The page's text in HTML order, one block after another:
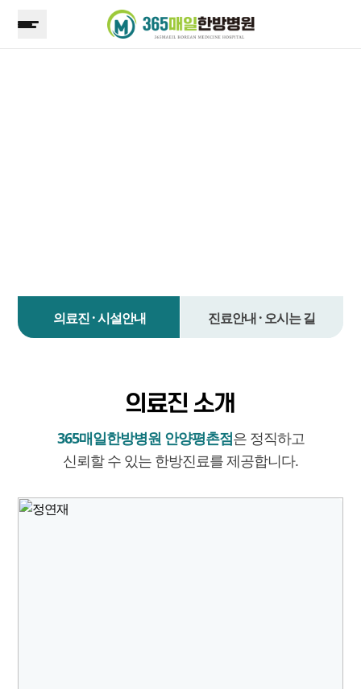
의료진 · 시설안내 진료안내 · 오시는 길
의료진 소개
365매일한방병원 안양평촌점은 정직하고
신뢰할 수 있는 한방진료를 제공합니다.